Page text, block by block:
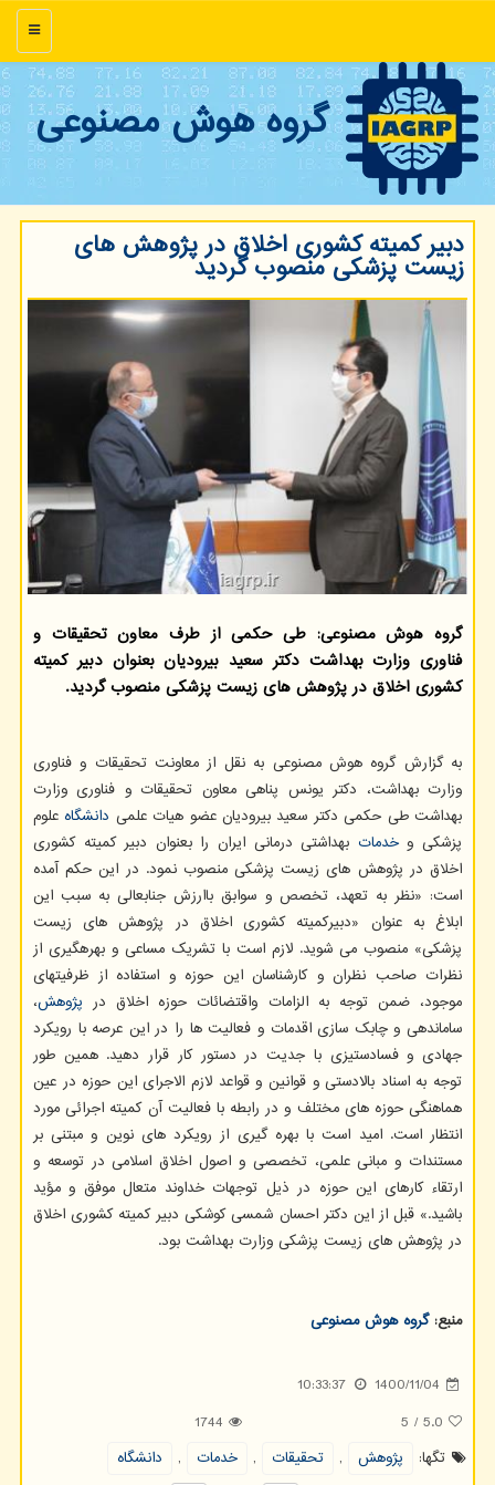
منو
گروه هوش مصنوعی
دبیر کمیته کشوری اخلاق در پژوهش های
زیست پزشکی منصوب گردید
گروه هوش مصنوعی: طی حکمی از طرف معاون تحقیقات و
فناوری وزارت بهداشت دکتر سعید بیرودیان بعنوان دبیر کمیته
کشوری اخلاق در پژوهش های زیست پزشکی منصوب گردید.
به گزارش گروه هوش مصنوعی به نقل از معاونت تحقیقات و فناوری
وزارت بهداشت، دکتر یونس پناهی معاون تحقیقات و فناوری وزارت
بهداشت طی حکمی دکتر سعید بیرودیان عضو هیات علمی دانشگاه علوم
پزشکی وخدمات بهداشتی درمانی ایران را بعنوان دبیر کمیته کشوری
اخلاق در پژوهش های زیست پزشکی منصوب نمود. در این حکم آمده
است: «نظر به تعهد، تخصص و سوابق باارزش جنابعالی به سبب این
ابلاغ به عنوان «دبیرکمیته کشوری اخلاق در پژوهش های زیست
پزشکی» منصوب می شوید. لازم است با تشریک مساعی و بهرهگیری از
نظرات صاحب نظران و کارشناسان این حوزه و استفاده از ظرفیتهای
موجود، ضمن توجه به الزامات واقتضائات حوزه اخلاق در پژوهش،
ساماندهی و چابک سازی اقدمات و فعالیت ها را در این عرصه با رویکرد
جهادی و فسادستیزی با جدیت در دستور کار قرار دهید. همین طور
توجه به اسناد بالادستی و قوانین و قواعد لازم الاجرای این حوزه در عین
هماهنگی حوزه های مختلف و در رابطه با فعالیت آن کمیته اجرائی مورد
انتظار است. امید است با بهره گیری از رویکرد های نوین و مبتنی بر
مستندات و مبانی علمی، تخصصی و اصول اخلاق اسلامی در توسعه و
ارتقاء کارهای این حوزه در ذیل توجهات خداوند متعال موفق و مؤید
باشید.» قبل از این دکتر احسان شمسی کوشکی دبیر کمیته کشوری اخلاق
در پژوهش های زیست پزشکی وزارت بهداشت بود.
منبع:گروه هوش مصنوعی
1400/11/04
10:33:37
5.0
/
5
1744
تگها:
پژوهش , تحقیقات , خدمات ,
دانشگاه